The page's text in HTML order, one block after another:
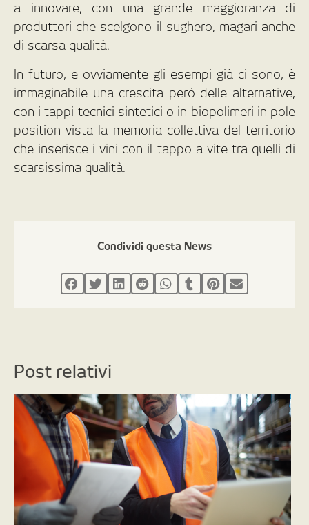
a innovare, con una grande maggioranza di
produttori che scelgono il sughero, magari anche
di scarsa qualità.
In futuro, e ovviamente gli esempi già ci sono, è
immaginabile una crescita però delle alternative,
con i tappi tecnici sintetici o in biopolimeri in pole
position vista la memoria collettiva del territorio
che inserisce i vini con il tappo a vite tra quelli di
scarsissima qualità.
Condividi questa News
Post relativi